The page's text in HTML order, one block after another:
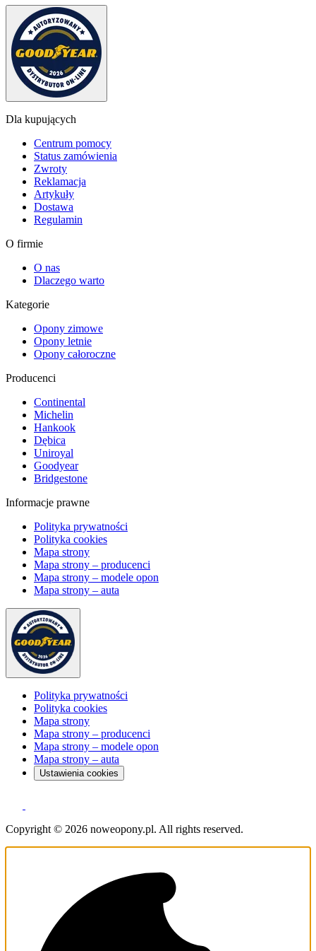
Dla kupujących
Centrum pomocy
Status zamówienia
Zwroty
Reklamacja
Artykuły
Dostawa
Regulamin
O firmie
O nas
Dlaczego warto
Kategorie
Opony zimowe
Opony letnie
Opony całoroczne
Producenci
Continental
Michelin
Hankook
Dębica
Uniroyal
Goodyear
Bridgestone
Informacje prawne
Polityka prywatności
Polityka cookies
Mapa strony
Mapa strony – producenci
Mapa strony – modele opon
Mapa strony – auta
Polityka prywatności
Polityka cookies
Mapa strony
Mapa strony – producenci
Mapa strony – modele opon
Mapa strony – auta
Ustawienia cookies
Copyright © 2026 noweopony.pl. All rights reserved.